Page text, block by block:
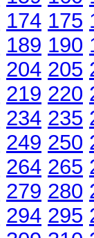
174 175
189 190
204 205
219 220
234 235
249 250
264 265
279 280
294 295